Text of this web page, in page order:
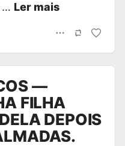
… Ler mais
—
FILHA
DEPOIS